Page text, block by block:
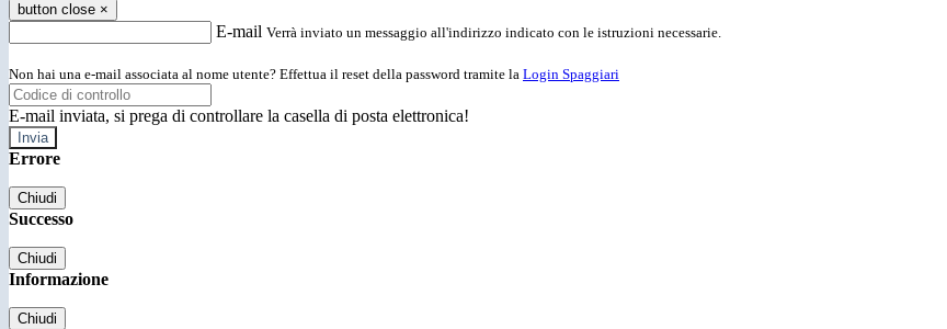
button close ×
E-mail Verrà inviato un messaggio all'indirizzo indicato con le istruzioni necessarie.
Non hai una e-mail associata al nome utente? Effettua il reset della password tramite la Login Spaggiari
E-mail inviata, si prega di controllare la casella di posta elettronica!
Errore
Chiudi
Successo
Chiudi
Informazione
Chiudi